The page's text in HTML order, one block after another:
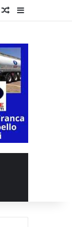
AccediUn articolo a